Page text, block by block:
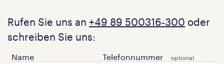
Rufen Sie uns an +49 89 500316-300 oder
schreiben Sie uns:
Name Telefonnummer